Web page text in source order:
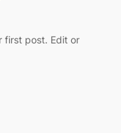
first post. Edit or